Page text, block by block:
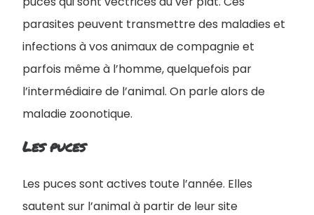
parasites peuvent transmettre des maladies et
infections à vos animaux de compagnie et
parfois même à l’homme, quelquefois par
l’intermédiaire de l’animal. On parle alors de
maladie zoonotique.
Les puces
Les puces sont actives toute l’année. Elles
sautent sur l’animal à partir de leur site